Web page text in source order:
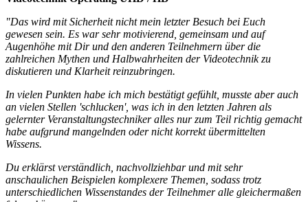
"Das wird mit Sicherheit nicht mein letzter Besuch bei Euch
gewesen sein. Es war sehr motivierend, gemeinsam und auf
Augenhöhe mit Dir und den anderen Teilnehmern über die
zahlreichen Mythen und Halbwahrheiten der Videotechnik zu
diskutieren und Klarheit reinzubringen.
In vielen Punkten habe ich mich bestätigt gefühlt, musste aber auch
an vielen Stellen 'schlucken', was ich in den letzten Jahren als
gelernter Veranstaltungstechniker alles nur zum Teil richtig gemacht
habe aufgrund mangelnden oder nicht korrekt übermittelten
Wissens.
Du erklärst verständlich, nachvollziehbar und mit sehr
anschaulichen Beispielen komplexere Themen, sodass trotz
unterschiedlichen Wissenstandes der Teilnehmer alle gleichermaßen